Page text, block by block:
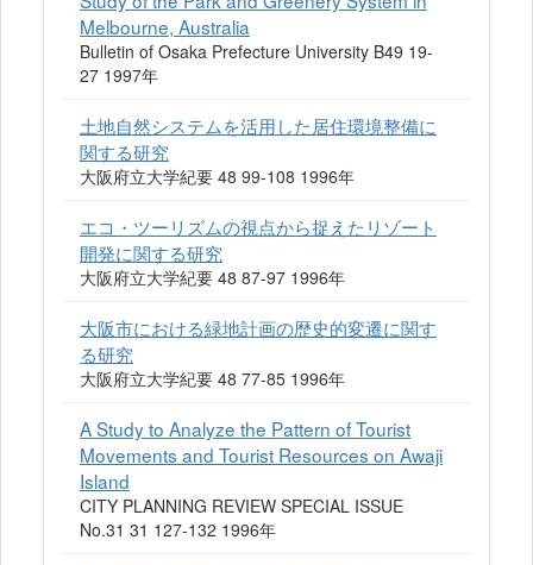
Melbourne, Australia
Bulletin of Osaka Prefecture University B49 19-
27 1997年
土地自然システムを活用した居住環境整備に
関する研究
大阪府立大学紀要 48 99-108 1996年
エコ・ツーリズムの視点から捉えたリゾート
開発に関する研究
大阪府立大学紀要 48 87-97 1996年
大阪市における緑地計画の歴史的変遷に関す
る研究
大阪府立大学紀要 48 77-85 1996年
A Study to Analyze the Pattern of Tourist
Movements and Tourist Resources on Awaji
Island
CITY PLANNING REVIEW SPECIAL ISSUE
No.31 31 127-132 1996年